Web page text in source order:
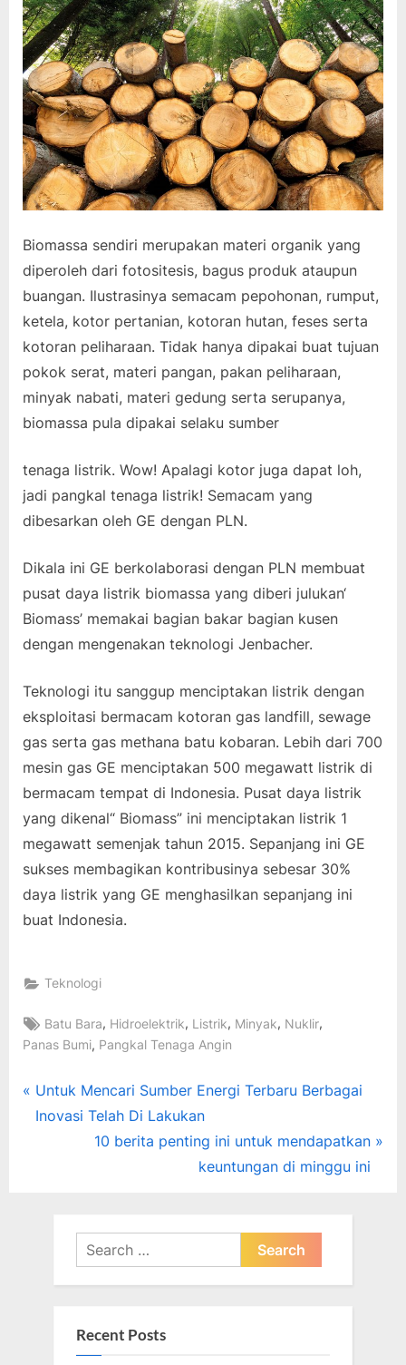
Biomassa sendiri merupakan materi organik yang
diperoleh dari fotositesis, bagus produk ataupun
buangan. Ilustrasinya semacam pepohonan, rumput,
ketela, kotor pertanian, kotoran hutan, feses serta
kotoran peliharaan. Tidak hanya dipakai buat tujuan
pokok serat, materi pangan, pakan peliharaan,
minyak nabati, materi gedung serta serupanya,
biomassa pula dipakai selaku sumber
tenaga listrik. Wow! Apalagi kotor juga dapat loh,
jadi pangkal tenaga listrik! Semacam yang
dibesarkan oleh GE dengan PLN.
Dikala ini GE berkolaborasi dengan PLN membuat
pusat daya listrik biomassa yang diberi julukan‘
Biomass’ memakai bagian bakar bagian kusen
dengan mengenakan teknologi Jenbacher.
Teknologi itu sanggup menciptakan listrik dengan
eksploitasi bermacam kotoran gas landfill, sewage
gas serta gas methana batu kobaran. Lebih dari 700
mesin gas GE menciptakan 500 megawatt listrik di
bermacam tempat di Indonesia. Pusat daya listrik
yang dikenal“ Biomass” ini menciptakan listrik 1
megawatt semenjak tahun 2015. Sepanjang ini GE
sukses membagikan kontribusinya sebesar 30%
daya listrik yang GE menghasilkan sepanjang ini
buat Indonesia.
Teknologi
Tags:
Batu Bara, Hidroelektrik, Listrik, Minyak, Nuklir,
Panas Bumi, Pangkal Tenaga Angin
Post
navigation
P
r
Untuk Mencari Sumber Energi Terbaru Berbagai
Inovasi Telah Di Lakukan
N
P
o
:
10 berita penting ini untuk mendapatkan
keuntungan di minggu ini
Search
for:
Recent Posts